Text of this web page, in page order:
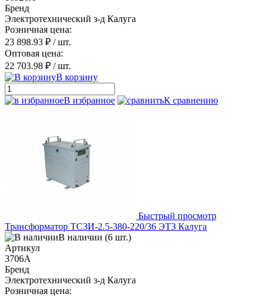
Бренд
Электротехнический з-д Калуга
Розничная цена:
23 898.93 ₽ / шт.
Оптовая цена:
22 703.98 ₽ / шт.
В корзину
В избранное К сравнению
Быстрый просмотр
Трансформатор ТСЗИ-2.5-380-220/36 ЭТЗ Калуга
В наличии (6 шт.)
Артикул
3706А
Бренд
Электротехнический з-д Калуга
Розничная цена: